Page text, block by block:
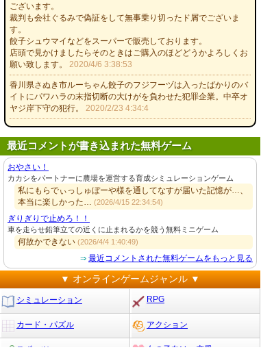
ございます。
裁判も会社ぐるみで偽証をして無事乗り切ったド屑でございま
す。
餃子シュウマイなどをスーパーで販売しております。
店頭で見かけましたらそのときはご購入のほどどうかよろしくお
願い致します。 2020/4/6 3:38:53
香川県さぬき市ルーちゃん餃子のフジフーヅは入ったばかりのバ
イトにパワハラの末指切断の大けがを負わせた犯罪企業。中卒オ
ヤジ岸下守の犯行。 2020/2/23 4:34:4
最近コメントが書き込まれた無料ゲーム
おやさい！
カカシをパートナーに農場を運営する育成シミュレーションゲーム
私にもらでぃっしゅぼーや様を通してなすが届いた記憶が…、
本当に楽しかった… (2026/4/15 22:34:54)
ぎりぎりで止めろ！！
車を走らせ鉛筆立ての近くに止まれるかを競う無料ミニゲーム
何故かできない (2026/4/4 1:40:49)
⇒ 最近コメントされた無料ゲームをもっと見る
▼ オンラインゲームジャンル ▼
シミュレーション RPG
カード・パズル アクション
スポーツ 女の子向け・恋愛